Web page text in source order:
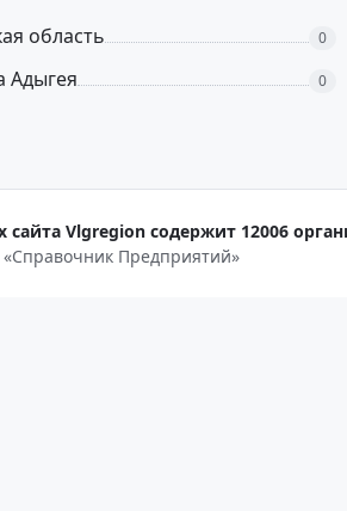
область 0
Адыгея 0
сайта Vlgregion содержит 12006
Предприятий»